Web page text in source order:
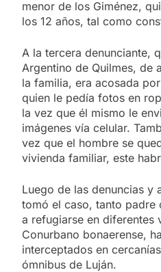
menor de los Giménez,
los 12 años, tal como
A la tercera denunciante,
Argentino de Quilmes, de
la familia, era acosada
quien le pedía fotos en
la vez que él mismo le
imágenes vía celular.
vez que el hombre se
vivienda familiar, este
Luego de las denuncias y
tomó el caso, tanto padre
a refugiarse en diferentes
Conurbano bonaerense,
interceptados en
ómnibus de Luján.